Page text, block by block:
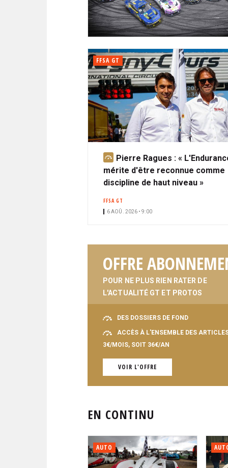
C
P
A
L
E
A
N
FFSA GT
A
b
o
Pierre Ragues : «
mérite d'être reconnue comme
discipline de haut niveau »
FFSA GT
6 AOÛ. 2026 • 9:00
OFFRE
POUR NE PLUS RIEN RATER DE
L'ACTUALITÉ GT ET PROTOS
DES DOSSIERS DE FOND
ACCÈS À L'ENSEMBLE DES
3€/MOIS, SOIT 36€/AN
VOIR L'OFFRE
EN CONTINU
AUTO